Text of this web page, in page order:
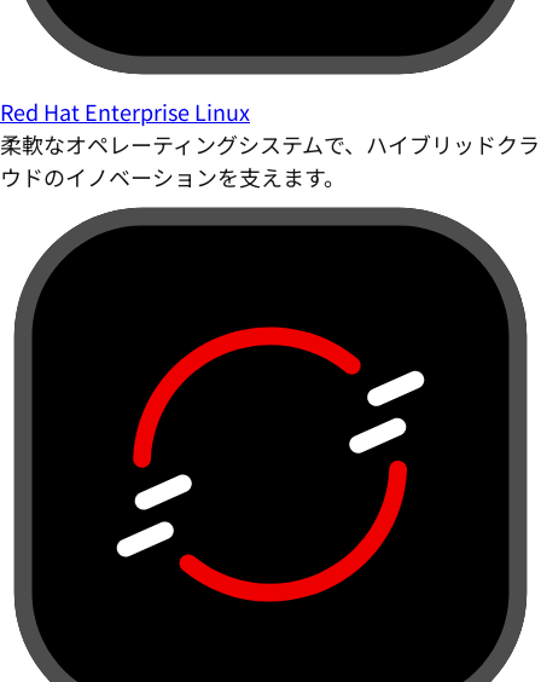
Red Hat Enterprise Linux
柔軟なオペレーティングシステムで、ハイブリッドクラ
ウドのイノベーションを支えます。